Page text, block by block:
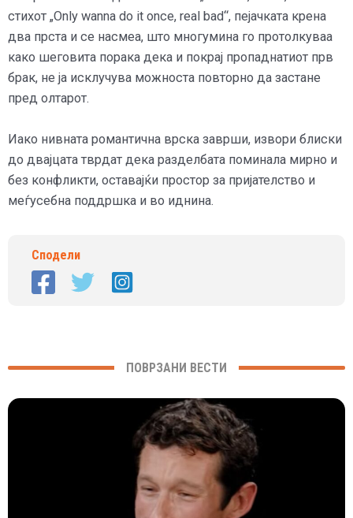
стихот „Only wanna do it once, real bad“, пејачката крена
два прста и се насмеа, што многумина го протолкуваа
како шеговита порака дека и покрај пропаднатиот прв
брак, не ја исклучува можноста повторно да застане
пред олтарот.
Иако нивната романтична врска заврши, извори блиски
до двајцата тврдат дека разделбата поминала мирно и
без конфликти, оставајќи простор за пријателство и
меѓусебна поддршка и во иднина.
Сподели
ПОВРЗАНИ ВЕСТИ